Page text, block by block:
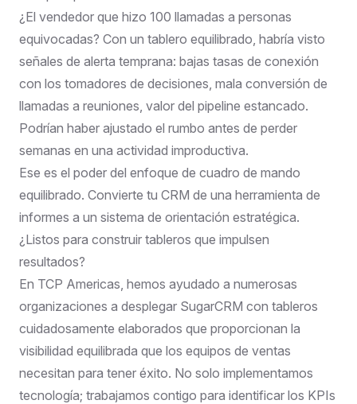
¿El vendedor que hizo 100 llamadas a personas
equivocadas? Con un tablero equilibrado, habría visto
señales de alerta temprana: bajas tasas de conexión
con los tomadores de decisiones, mala conversión de
llamadas a reuniones, valor del pipeline estancado.
Podrían haber ajustado el rumbo antes de perder
semanas en una actividad improductiva.
Ese es el poder del enfoque de cuadro de mando
equilibrado. Convierte tu CRM de una herramienta de
informes a un sistema de orientación estratégica.
¿Listos para construir tableros que impulsen
resultados?
En TCP Americas, hemos ayudado a numerosas
organizaciones a desplegar SugarCRM con tableros
cuidadosamente elaborados que proporcionan la
visibilidad equilibrada que los equipos de ventas
necesitan para tener éxito. No solo implementamos
tecnología; trabajamos contigo para identificar los KPIs